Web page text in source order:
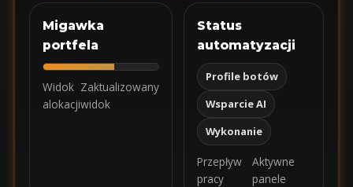
Migawka
portfela
Widok
alokacji
Zaktualizowany
widok
Status
automatyzacji
Profile botów
Wsparcie AI
Wykonanie
Przepływ
pracy
Aktywne
panele